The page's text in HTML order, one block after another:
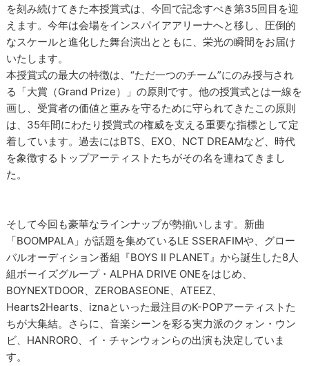
を刻み続けてきた本授賞式は、今回で記念すべき第35回目を迎
えます。今年は会場をインスパイアアリーナへと移し、圧倒的
なスケールと進化した舞台演出とともに、栄光の瞬間をお届け
いたします。
本授賞式の最大の特徴は、“ただ一つのチーム”にのみ授与され
る「大賞（Grand Prize）」の原則です。他の授賞式とは一線を
画し、受賞者の価値と重みを守るために守られてきたこの原則
は、35年間にわたり授賞式の権威を支える重要な指標として定
着しています。過去にはBTS、EXO、NCT DREAMなど、時代
を象徴するトップアーティストたちがその名を連ねてきまし
た。
そして今回も豪華なラインナップが勢揃いします。新曲
「BOOMPALA」が話題を集めているLE SSERAFIMや、グロー
バルオーディション番組『BOYS II PLANET』から誕生した8人
組ボーイズグループ・ALPHA DRIVE ONEをはじめ、
BOYNEXTDOOR、ZEROBASEONE、ATEEZ、
Hearts2Hearts、iznaといった最注目のK-POPアーティストた
ちが大集結。さらに、音楽シーンを彩る実力派のクォン・ウン
ビ、HANRORO、イ・チャンウォンらの出演も決定していま
す。